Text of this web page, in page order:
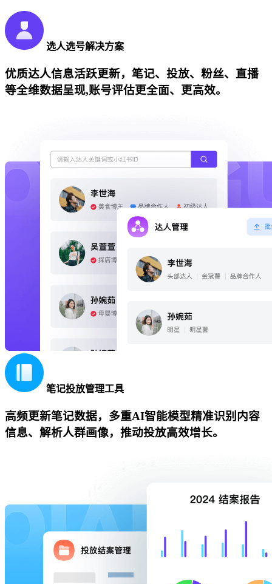
选人选号解决方案
优质达人信息活跃更新，笔记、投放、粉丝、直播
等全维数据呈现,账号评估更全面、更高效。
笔记投放管理工具
高频更新笔记数据，多重AI智能模型精准识别内容
信息、解析人群画像，推动投放高效增长。